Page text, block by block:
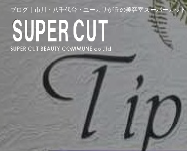
ブログ｜市川・八千代台・ユーカリが丘の美容室スーパーカット